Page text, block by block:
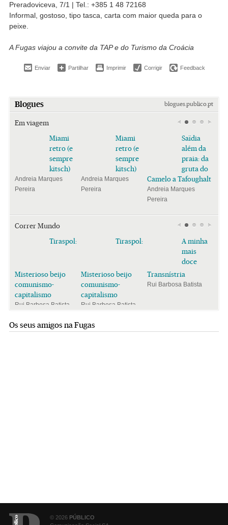
Preradoviceva, 7/1 | Tel.: +385 1 48 72168
Informal, gostoso, tipo tasca, carta com maior queda para o
peixe.
A Fugas viajou a convite da TAP e do Turismo da Croácia
Enviar Partilhar Imprimir Corrigir Feedback
Blogues blogues.publico.pt
Em viagem
Miami
retro (e
sempre
kitsch)
Andreia Marques
Pereira
Miami
retro (e
sempre
kitsch)
Andreia Marques
Pereira
Saïdia
além da
praia: da
gruta do
Camelo a Tafoughalt
Andreia Marques
Pereira
Correr Mundo
Tiraspol:
Misterioso beijo
comunismo-
capitalismo
Rui Barbosa Batista
Tiraspol:
Misterioso beijo
comunismo-
capitalismo
Rui Barbosa Batista
A minha
mais
doce
Transnístria
Rui Barbosa Batista
Os seus amigos na Fugas
© 2026 PÚBLICO